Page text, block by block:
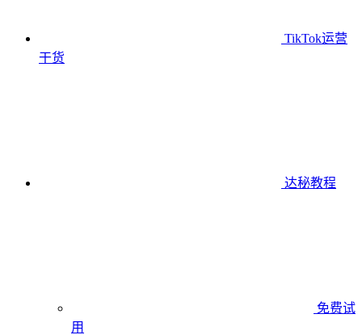
TikTok运营
干货
达秘教程
免费试
用